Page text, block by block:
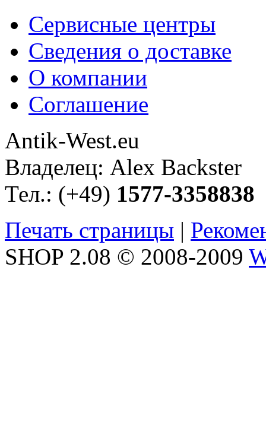
Сервисные центры
Сведения о доставке
О компании
Соглашение
Antik-West.eu
Владелец: Alex Backster
Тел.: (+49) 1577-3358838
Печать страницы |
SHOP 2.08 © 2008-2009